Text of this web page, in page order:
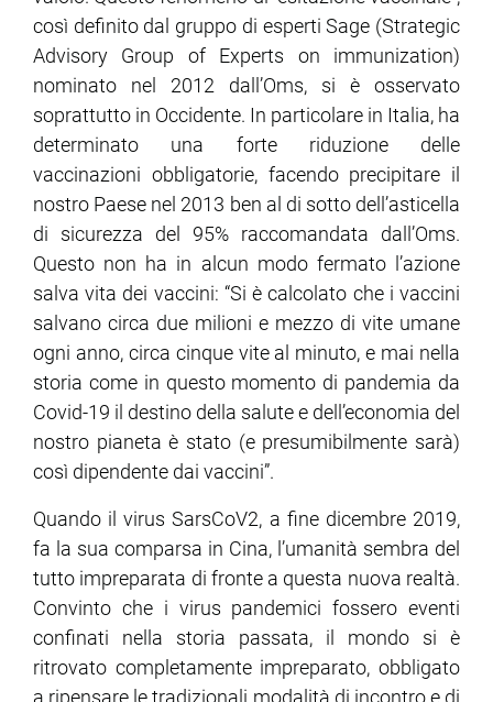
così definito dal gruppo di esperti Sage (Strategic
Advisory Group of Experts on immunization)
nominato nel 2012 dall’Oms, si è osservato
soprattutto in Occidente. In particolare in Italia, ha
determinato una forte riduzione delle
vaccinazioni obbligatorie, facendo precipitare il
nostro Paese nel 2013 ben al di sotto dell’asticella
di sicurezza del 95% raccomandata dall’Oms.
Questo non ha in alcun modo fermato l’azione
salva vita dei vaccini: “Si è calcolato che i vaccini
salvano circa due milioni e mezzo di vite umane
ogni anno, circa cinque vite al minuto, e mai nella
storia come in questo momento di pandemia da
Covid-19 il destino della salute e dell’economia del
nostro pianeta è stato (e presumibilmente sarà)
così dipendente dai vaccini”.
Quando il virus SarsCoV2, a fine dicembre 2019,
fa la sua comparsa in Cina, l’umanità sembra del
tutto impreparata di fronte a questa nuova realtà.
Convinto che i virus pandemici fossero eventi
confinati nella storia passata, il mondo si è
ritrovato completamente impreparato, obbligato